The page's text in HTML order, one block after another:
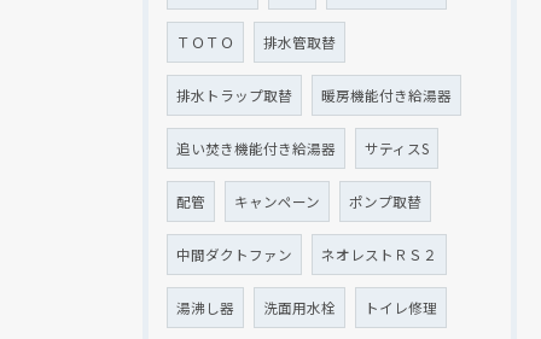
ＴＯＴＯ 排水管取替
排水トラップ取替 暖房機能付き給湯器
追い焚き機能付き給湯器 サティスS
配管 キャンペーン ポンプ取替
中間ダクトファン ネオレストＲＳ２
湯沸し器 洗面用水栓 トイレ修理